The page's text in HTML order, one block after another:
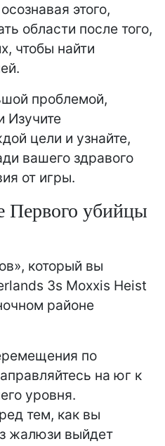
этого,
области после того,
чтобы найти
проблемой,
Изучите
цели и узнайте,
вашего здравого
от игры.
Первого убийцы
который вы
3s Moxxis Heist
районе
по
на юг к
уровня.
тем, как вы
жалюзи выйдет